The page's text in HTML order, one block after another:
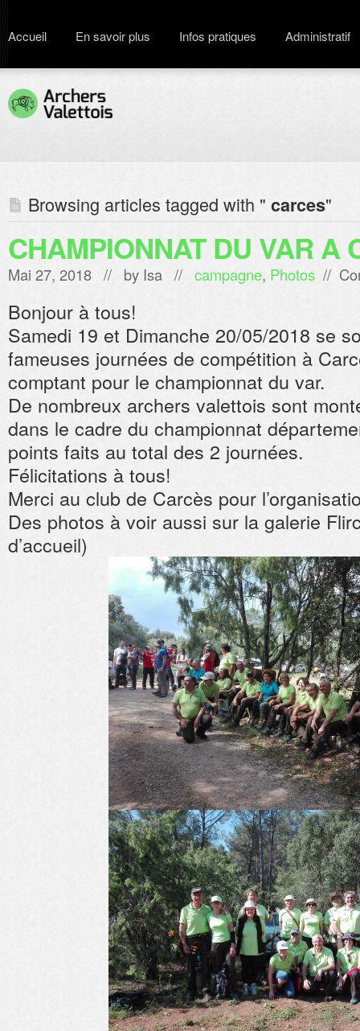
Accueil En savoir plus Infos pratiques Administratif
Browsing articles tagged with " carces"
CHAMPIONNAT DU VAR A
Mai 27, 2018 // by Isa // campagne, Photos //
Bonjour à tous!
Samedi 19 et Dimanche 20/05/2018 se
fameuses journées de compétition à
comptant pour le championnat du var.
De nombreux archers valettois sont
dans le cadre du championnat
points faits au total des 2 journées.
Félicitations à tous!
Merci au club de Carcès pour
Des photos à voir aussi sur la galerie
d’accueil)